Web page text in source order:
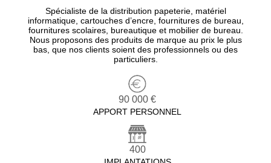
Spécialiste de la distribution papeterie, matériel
informatique, cartouches d’encre, fournitures de bureau,
fournitures scolaires, bureautique et mobilier de bureau.
Nous proposons des produits de marque au prix le plus
bas, que nos clients soient des professionnels ou des
particuliers.
90 000 €
APPORT PERSONNEL
400